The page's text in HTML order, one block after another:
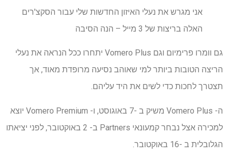
אני מגרש את נעלי האיזון החדשות שלי עבור הסקצ'רים
האלה בריצות של 3 מייל – הנה הסיבה
גם וומרו פרימיום וגם Vomero Plus יתחרו ככל הנראה את נעלי
הריצה הטובות ביותר למי שאוהב נסיעה מרופדת מאוד, אך
תצטרך לחכות כדי לשים את היד עליהם.
ה- Vomero Plus משיק ב -7 באוגוסט, ו- Vomero Premium יוצא
למכירה אצל נבחר קמעונאי Partners ב- 2 באוקטובר, לפני יציאתו
הגלובלית ב -16 באוקטובר.